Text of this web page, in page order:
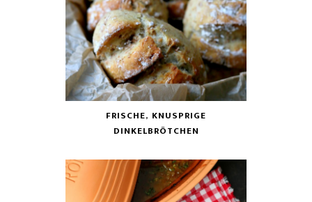
FRISCHE, KNUSPRIGE
DINKELBRÖTCHEN